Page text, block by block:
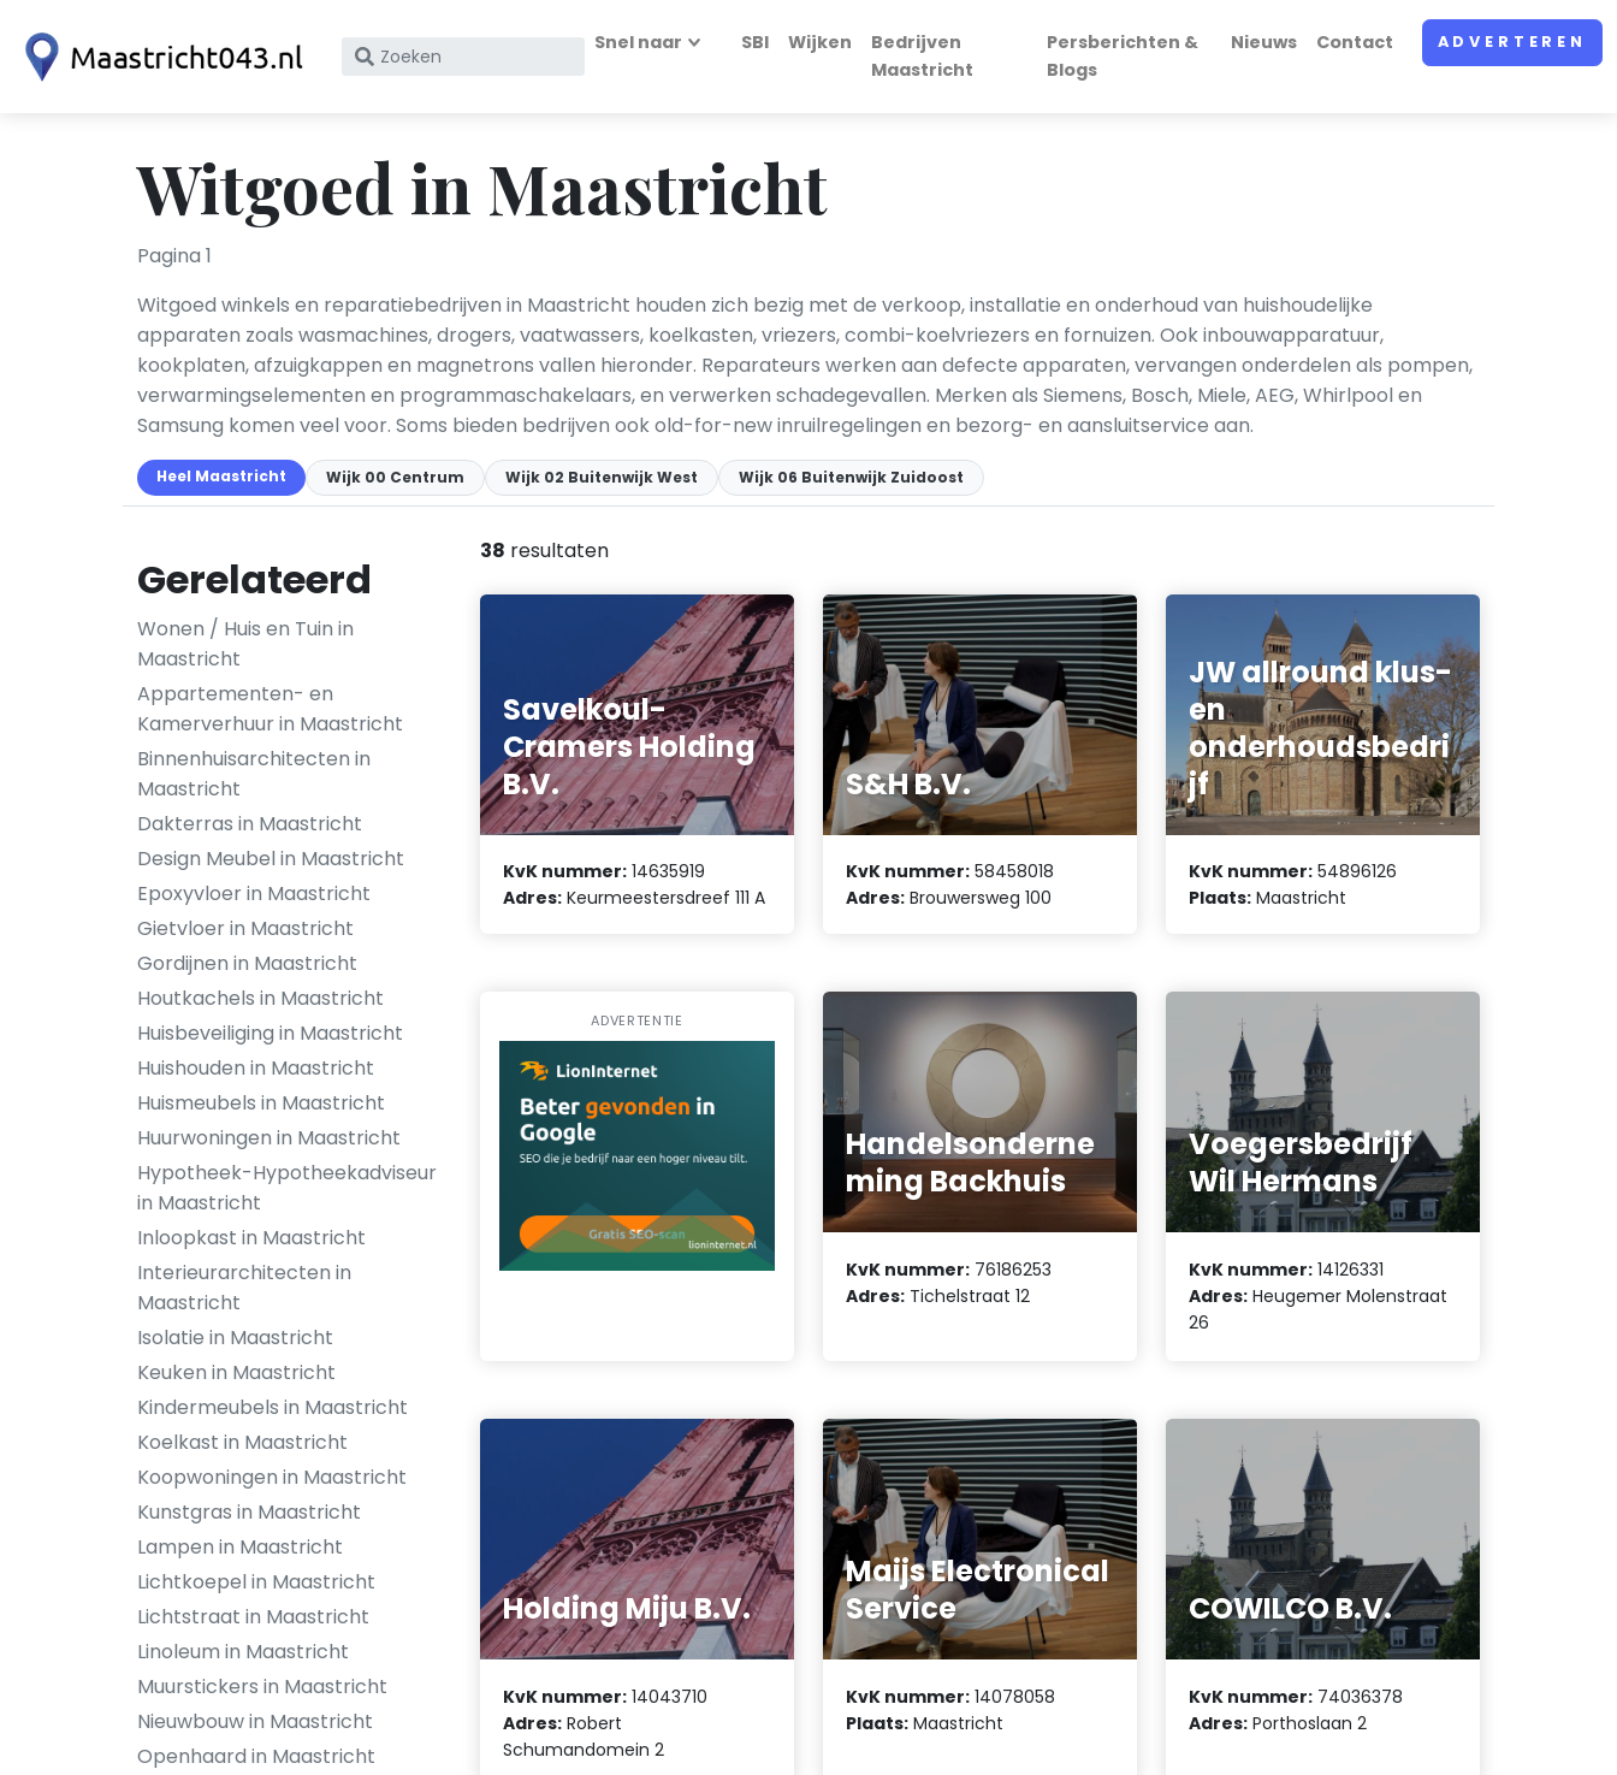
Zoek
KvK
nummer
Snel naar SBI Wijken
Bedrijven
Maastricht
Persberichten &
Blogs
Nieuws Contact ADVERTEREN
Witgoed in Maastricht
Pagina 1
Witgoed winkels en reparatiebedrijven in Maastricht houden zich bezig met de verkoop, installatie en onderhoud van huishoudelijke
apparaten zoals wasmachines, drogers, vaatwassers, koelkasten, vriezers, combi-koelvriezers en fornuizen. Ook inbouwapparatuur,
kookplaten, afzuigkappen en magnetrons vallen hieronder. Reparateurs werken aan defecte apparaten, vervangen onderdelen als pompen,
verwarmingselementen en programmaschakelaars, en verwerken schadegevallen. Merken als Siemens, Bosch, Miele, AEG, Whirlpool en
Samsung komen veel voor. Soms bieden bedrijven ook old-for-new inruilregelingen en bezorg- en aansluitservice aan.
Heel Maastricht Wijk 00 Centrum Wijk 02 Buitenwijk West Wijk 06 Buitenwijk Zuidoost
Gerelateerd
Wonen / Huis en Tuin in
Maastricht
Appartementen- en
Kamerverhuur in Maastricht
Binnenhuisarchitecten in
Maastricht
Dakterras in Maastricht
Design Meubel in Maastricht
Epoxyvloer in Maastricht
Gietvloer in Maastricht
Gordijnen in Maastricht
Houtkachels in Maastricht
Huisbeveiliging in Maastricht
Huishouden in Maastricht
Huismeubels in Maastricht
Huurwoningen in Maastricht
Hypotheek-Hypotheekadviseur
in Maastricht
Inloopkast in Maastricht
Interieurarchitecten in
Maastricht
Isolatie in Maastricht
Keuken in Maastricht
Kindermeubels in Maastricht
Koelkast in Maastricht
Koopwoningen in Maastricht
Kunstgras in Maastricht
Lampen in Maastricht
Lichtkoepel in Maastricht
Lichtstraat in Maastricht
Linoleum in Maastricht
Muurstickers in Maastricht
Nieuwbouw in Maastricht
Openhaard in Maastricht
38 resultaten
Savelkoul-
Cramers Holding
B.V.
KvK nummer: 14635919
Adres: Keurmeestersdreef 111 A
S&H B.V.
KvK nummer: 58458018
Adres: Brouwersweg 100
JW allround klus-
en
onderhoudsbedri
jf
KvK nummer: 54896126
Plaats: Maastricht
ADVERTENTIE
Handelsonderne
ming Backhuis
KvK nummer: 76186253
Adres: Tichelstraat 12
Voegersbedrijf
Wil Hermans
KvK nummer: 14126331
Adres: Heugemer Molenstraat
26
Holding Miju B.V.
KvK nummer: 14043710
Adres: Robert
Schumandomein 2
Maijs Electronical
Service
KvK nummer: 14078058
Plaats: Maastricht
COWILCO B.V.
KvK nummer: 74036378
Adres: Porthoslaan 2